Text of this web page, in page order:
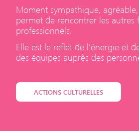
Moment sympathique,
permet de rencontrer les autres
professionnels.
Elle est le reflet de l’énergie et
des équipes auprès des
ACTIONS CULTURELLES